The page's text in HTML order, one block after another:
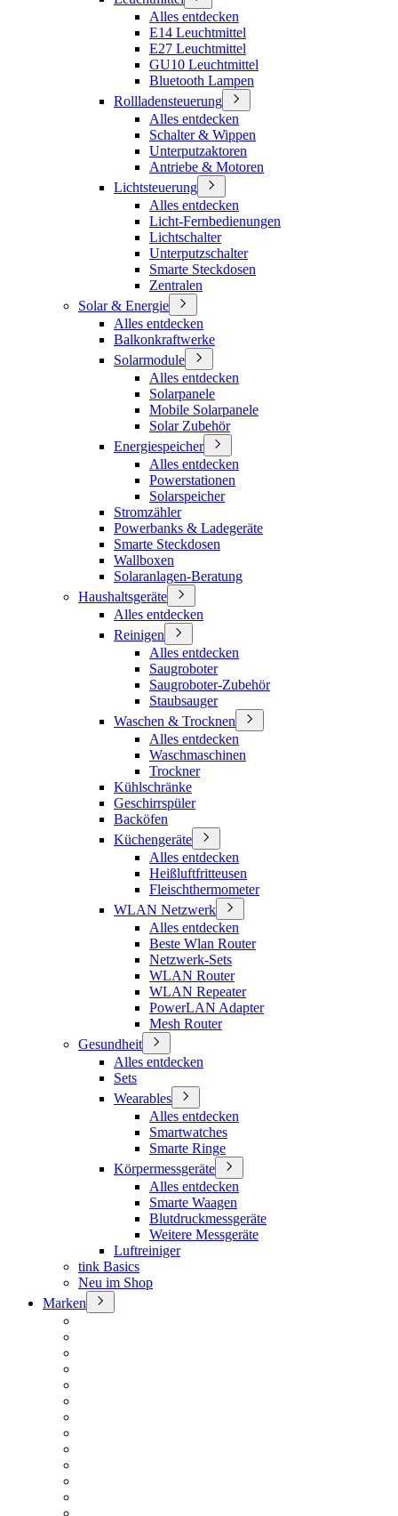
Alles entdecken
E14 Leuchtmittel
E27 Leuchtmittel
GU10 Leuchtmittel
Bluetooth Lampen
Rollladensteuerung
Alles entdecken
Schalter & Wippen
Unterputzaktoren
Antriebe & Motoren
Lichtsteuerung
Alles entdecken
Licht-Fernbedienungen
Lichtschalter
Unterputzschalter
Smarte Steckdosen
Zentralen
Solar & Energie
Alles entdecken
Balkonkraftwerke
Solarmodule
Alles entdecken
Solarpanele
Mobile Solarpanele
Solar Zubehör
Energiespeicher
Alles entdecken
Powerstationen
Solarspeicher
Stromzähler
Powerbanks & Ladegeräte
Smarte Steckdosen
Wallboxen
Solaranlagen-Beratung
Haushaltsgeräte
Alles entdecken
Reinigen
Alles entdecken
Saugroboter
Saugroboter-Zubehör
Staubsauger
Waschen & Trocknen
Alles entdecken
Waschmaschinen
Trockner
Kühlschränke
Geschirrspüler
Backöfen
Küchengeräte
Alles entdecken
Heißluftfritteusen
Fleischthermometer
WLAN Netzwerk
Alles entdecken
Beste Wlan Router
Netzwerk-Sets
WLAN Router
WLAN Repeater
PowerLAN Adapter
Mesh Router
Gesundheit
Alles entdecken
Sets
Wearables
Alles entdecken
Smartwatches
Smarte Ringe
Körpermessgeräte
Alles entdecken
Smarte Waagen
Blutdruckmessgeräte
Weitere Messgeräte
Luftreiniger
tink Basics
Neu im Shop
Marken